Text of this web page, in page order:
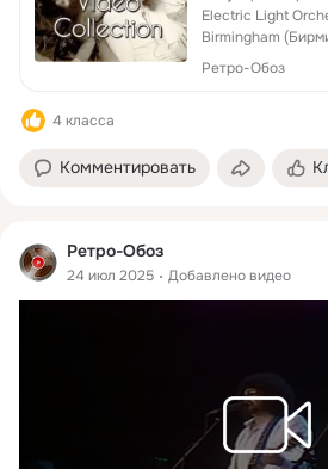
Electric Light
Birmingham
Ретро-Обоз
4 класса
Комментировать
Ретро-Обоз
24 июл 2025 Добавлено видео